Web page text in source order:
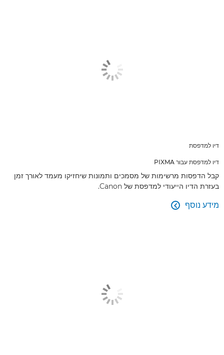
דיו למדפסת
דיו למדפסת עבור PIXMA
קבל הדפסות מרשימות של מסמכים ותמונות שיחזיקו מעמד לאורך זמן
בעזרת הדיו הייעודי למדפסת של Canon.
מידע נוסף 